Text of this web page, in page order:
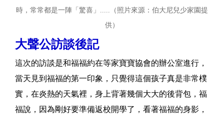
時，常常都是一陣「驚喜」.....（照片來源：伯大尼兒少家園提
供）
大聲公訪談後記
這次的訪談是和福福約在等家寶寶協會的辦公室進行，
當天見到福福的第一印象，只覺得這個孩子真是非常樸
實，在炎熱的天氣裡，身上背著幾個大大的後背包，福
福說，因為剛好要準備返校開學了，看著福福的身影，